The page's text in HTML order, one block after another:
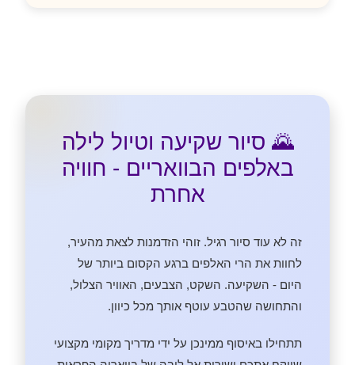
🌄 סיור שקיעה וטיול לילה
באלפים הבוואריים - חוויה
אחרת
זה לא עוד סיור רגיל. זוהי הזדמנות לצאת מהעיר,
לחוות את הרי האלפים ברגע הקסום ביותר של
היום - השקיעה. השקט, הצבעים, האוויר הצלול,
והתחושה שהטבע עוטף אותך מכל כיוון.
תתחילו באיסוף ממינכן על ידי מדריך מקומי מקצועי